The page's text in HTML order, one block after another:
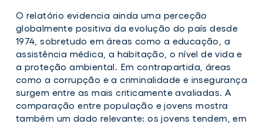
O relatório evidencia ainda uma perceção
globalmente positiva da evolução do país desde
1974, sobretudo em áreas como a educação, a
assistência médica, a habitação, o nível de vida e
a proteção ambiental. Em contrapartida, áreas
como a corrupção e a criminalidade e insegurança
surgem entre as mais criticamente avaliadas. A
comparação entre população e jovens mostra
também um dado relevante: os jovens tendem, em